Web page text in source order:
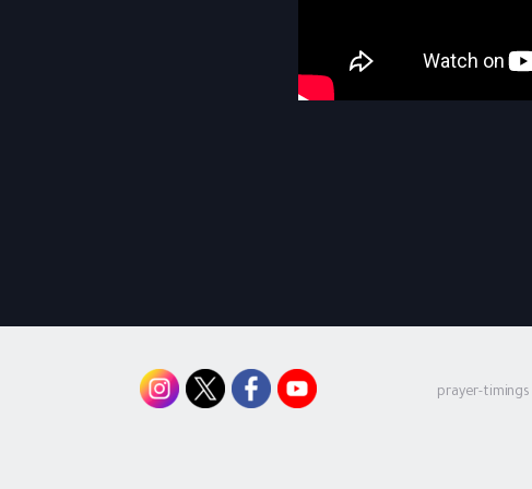
prayer-timings